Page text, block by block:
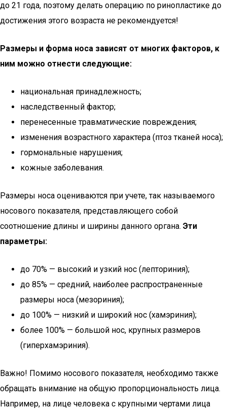
до 21 года, поэтому делать операцию по ринопластике до
достижения этого возраста не рекомендуется!
Размеры и форма носа зависят от многих факторов, к
ним можно отнести следующие:
национальная принадлежность;
наследственный фактор;
перенесенные травматические повреждения;
изменения возрастного характера (птоз тканей носа);
гормональные нарушения;
кожные заболевания.
Размеры носа оцениваются при учете, так называемого
носового показателя, представляющего собой
соотношение длины и ширины данного органа. Эти
параметры:
до 70% — высокий и узкий нос (лепториния);
до 85% — средний, наиболее распространенные
размеры носа (мезориния);
до 100% — низкий и широкий нос (хамэриния);
более 100% — большой нос, крупных размеров
(гиперхамэриния).
Важно! Помимо носового показателя, необходимо также
обращать внимание на общую пропорциональность лица.
Например, на лице человека с крупными чертами лица